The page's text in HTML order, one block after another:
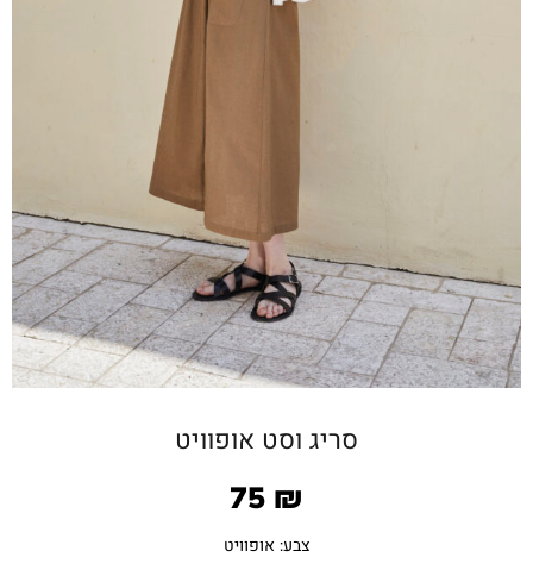
סריג וסט אופוויט
75 ₪
צבע: אופוויט